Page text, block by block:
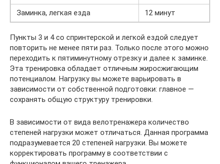
Заминка, легкая езда 12 минут
Пункты 3 и 4 со спринтерской и легкой ездой следует
повторить не менее пяти раз. Только после этого можно
переходить к пятиминутному отрезку и далее к заминке.
Эта тренировка обладает отличным жиросжигающим
потенциалом. Нагрузку вы можете варьировать в
зависимости от собственной подготовки: главное —
сохранять общую структуру тренировки.
В зависимости от вида велотренажера количество
степеней нагрузки может отличаться. Данная программа
подразумевается 20 степеней нагрузки. Вы можете
корректировать программу в соответствии с